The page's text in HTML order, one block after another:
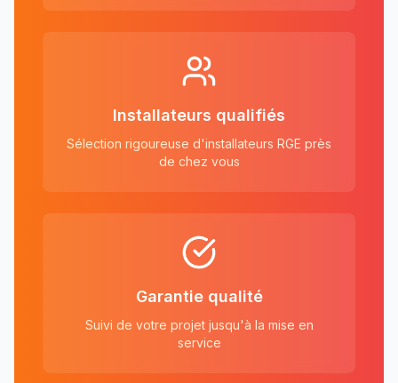
Installateurs qualifiés
Sélection rigoureuse d'installateurs RGE près
de chez vous
Garantie qualité
Suivi de votre projet jusqu'à la mise en
service